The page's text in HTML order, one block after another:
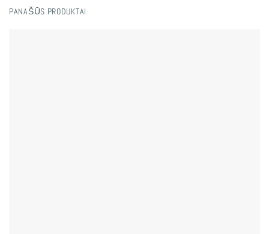
PANAŠŪS PRODUKTAI